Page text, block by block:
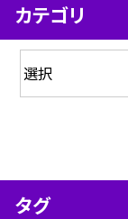
カテゴリ
タグ